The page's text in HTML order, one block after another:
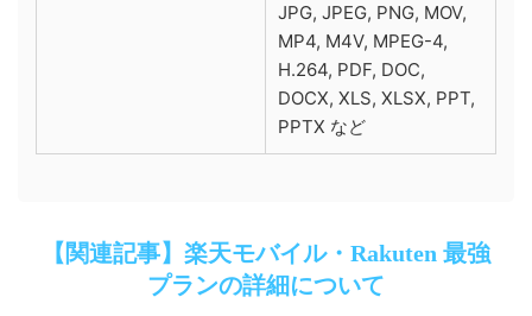
JPG, JPEG, PNG, MOV,
MP4, M4V, MPEG-4,
H.264, PDF, DOC,
DOCX, XLS, XLSX, PPT,
PPTX など
【関連記事】楽天モバイル・Rakuten 最強
プランの詳細について